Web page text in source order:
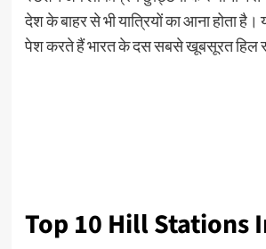
देश के बाहर से भी यात्रियों का आना होता
पेश करते हैं भारत के दस सबसे खूबसूरत हिल
Top 10 Hill Stations